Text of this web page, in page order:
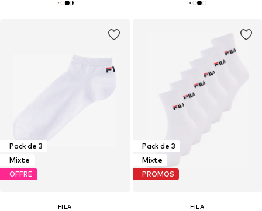
Pack de 3
Mixte
OFFRE
FILA
Pack de 3
Mixte
PROMOS
FILA